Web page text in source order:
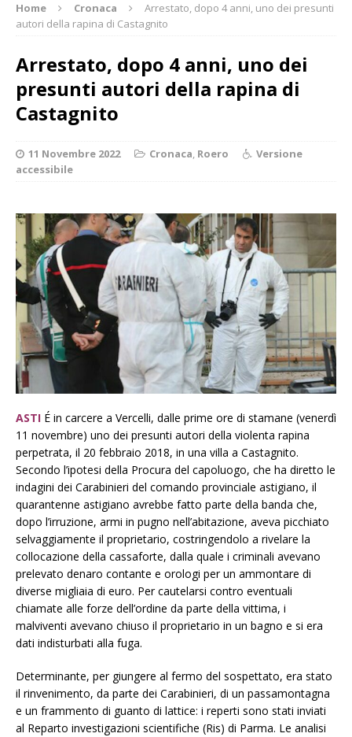
Home Cronaca
Arrestato, dopo 4 anni, uno dei presunti
autori della rapina di Castagnito
Arrestato, dopo 4 anni, uno dei
presunti autori della rapina di
Castagnito
11 Novembre 2022 Cronaca, Roero
Versione
accessibile
ASTI É in carcere a Vercelli, dalle prime ore di stamane (venerdì
11 novembre) uno dei presunti autori della violenta rapina
perpetrata, il 20 febbraio 2018, in una villa a Castagnito.
Secondo l’ipotesi della Procura del capoluogo, che ha diretto le
indagini dei Carabinieri del comando provinciale astigiano, il
quarantenne astigiano avrebbe fatto parte della banda che,
dopo l’irruzione, armi in pugno nell’abitazione, aveva picchiato
selvaggiamente il proprietario, costringendolo a rivelare la
collocazione della cassaforte, dalla quale i criminali avevano
prelevato denaro contante e orologi per un ammontare di
diverse migliaia di euro. Per cautelarsi contro eventuali
chiamate alle forze dell’ordine da parte della vittima, i
malviventi avevano chiuso il proprietario in un bagno e si era
dati indisturbati alla fuga.
Determinante, per giungere al fermo del sospettato, era stato
il rinvenimento, da parte dei Carabinieri, di un passamontagna
e un frammento di guanto di lattice: i reperti sono stati inviati
al Reparto investigazioni scientifiche (Ris) di Parma. Le analisi